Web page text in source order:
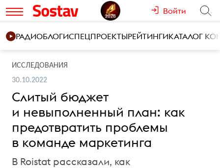
Войти
РАДИОБЛОГИСПЕЦПРОЕКТЫРЕЙТИНГИКАТАЛОГ
ИССЛЕДОВАНИЯ
30.10.2022
Слитый бюджет
и невыполненный план: как
предотвратить проблемы
в команде маркетинга
В Roistat рассказали, как